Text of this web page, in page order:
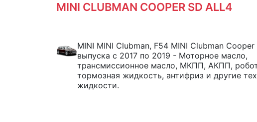
MINI CLUBMAN COOPER SD ALL4
MINI MINI Clubman, F54 MINI Clubman Cooper
выпуска с 2017 по 2019 - Моторное масло,
трансмиссионное масло, МКПП, АКПП,
тормозная жидкость, антифриз и другие
жидкости.